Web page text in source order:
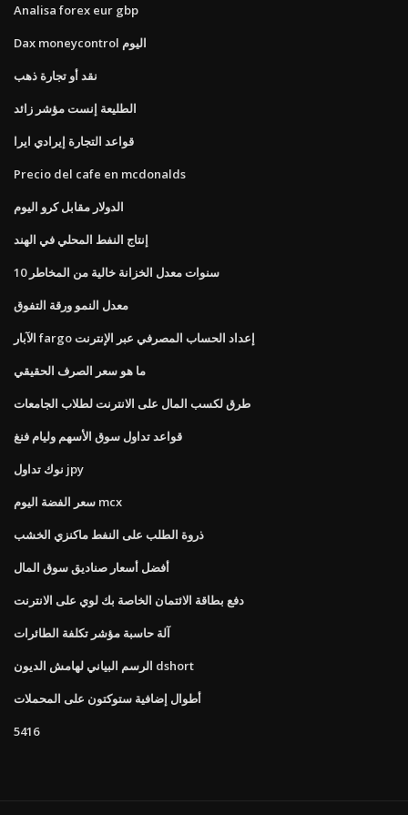
Analisa forex eur gbp
Dax moneycontrol اليوم
نقد أو تجارة ذهب
الطليعة إنست مؤشر زائد
قواعد التجارة إيرادي ايرا
Precio del cafe en mcdonalds
الدولار مقابل كرو اليوم
إنتاج النفط المحلي في الهند
10 سنوات معدل الخزانة خالية من المخاطر
معدل النمو ورقة التفوق
الآبار fargo إعداد الحساب المصرفي عبر الإنترنت
ما هو سعر الصرف الحقيقي
طرق لكسب المال على الانترنت لطلاب الجامعات
قواعد تداول سوق الأسهم وليام فنغ
نوك تداول jpy
سعر الفضة اليوم mcx
ذروة الطلب على النفط ماكنزي الخشب
أفضل أسعار صناديق سوق المال
دفع بطاقة الائتمان الخاصة بك لوي على الانترنت
آلة حاسبة مؤشر تكلفة الطائرات
الرسم البياني لهامش الديون dshort
أطوال إضافية ستوكتون على المحملات
5416